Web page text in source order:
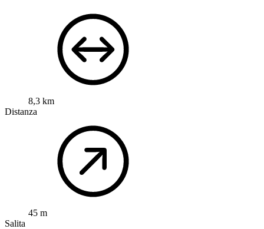
8,3 km
Distanza
45 m
Salita